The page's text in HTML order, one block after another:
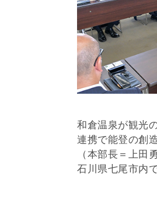
和倉温泉が観光
連携で能登の創
（本部長＝上田
石川県七尾市内